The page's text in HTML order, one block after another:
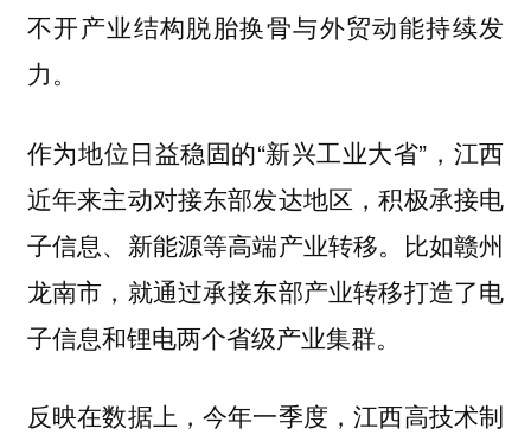
不开产业结构脱胎换骨与外贸动能持续发
力。
作为地位日益稳固的“新兴工业大省”，江西
近年来主动对接东部发达地区，积极承接电
子信息、新能源等高端产业转移。比如赣州
龙南市，就通过承接东部产业转移打造了电
子信息和锂电两个省级产业集群。
反映在数据上，今年一季度，江西高技术制